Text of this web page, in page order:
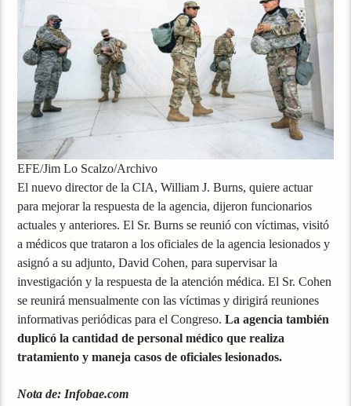
EFE/Jim Lo Scalzo/Archivo
El nuevo director de la CIA, William J. Burns, quiere actuar
para mejorar la respuesta de la agencia, dijeron funcionarios
actuales y anteriores. El Sr. Burns se reunió con víctimas, visitó
a médicos que trataron a los oficiales de la agencia lesionados y
asignó a su adjunto, David Cohen, para supervisar la
investigación y la respuesta de la atención médica. El Sr. Cohen
se reunirá mensualmente con las víctimas y dirigirá reuniones
informativas periódicas para el Congreso.La agencia también
duplicó la cantidad de personal médico que realiza
tratamiento y maneja casos de oficiales lesionados.
Nota de: Infobae.com